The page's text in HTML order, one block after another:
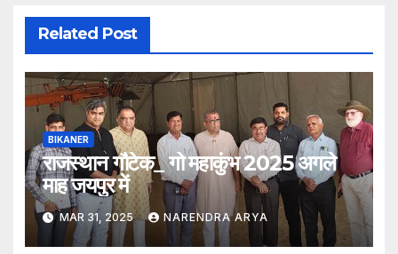
Related Post
BIKANER
राजस्थान गौटेक_ गो महाकुंभ 2025 अगले
माह जयपुर में
MAR 31, 2025 NARENDRA ARYA